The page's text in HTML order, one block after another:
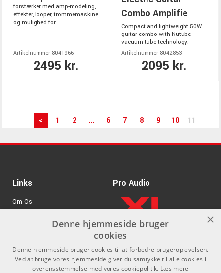
forstærker med amp-modeling,
effekter, looper, trommemaskine
og mulighed for...
Artikelnummer 8041966
2495 kr.
Combo Amplifie
Compact and lightweight 50W
guitar combo with Nutube-
vacuum tube technology.
Artikelnummer 8042853
2095 kr.
< 1 2 ... 6 7 8 9 10 11
Links
Om Os
GDPR & Cookies
Pro Audio
.
×
Denne hjemmeside bruger
cookies
Denne hjemmeside bruger cookies til at forbedre brugeroplevelsen.
Ved at bruge vores hjemmeside giver du samtykke til alle cookies i
overensstemmelse med vores cookiepolitik. Læs mere